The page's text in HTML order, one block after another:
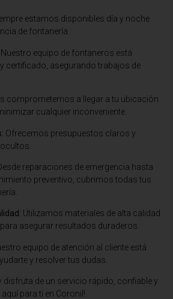
estamos disponibles día y noche
de fontanería.
Nuestro equipo de fontaneros está
certificado, asegurando trabajos de
comprometemos a llegar a tu ubicación
cualquier inconveniente.
Ofrecemos presupuestos claros y
reparaciones de emergencia hasta
preventivo, cubrimos todas tus
Utilizamos materiales de alta calidad
asegurar resultados duraderos.
equipo de atención al cliente está
y resolver tus dudas.
disfruta de un servicio rápido, confiable y
para ti en Coronil!